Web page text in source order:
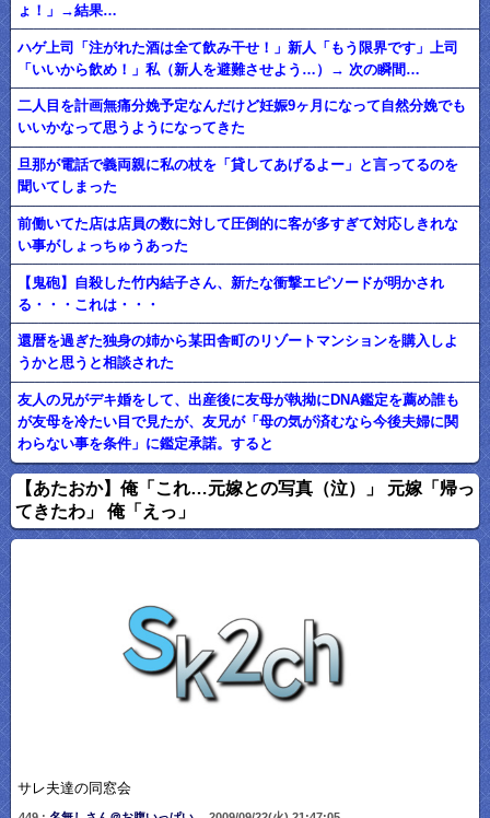
ょ！」→結果…
ハゲ上司「注がれた酒は全て飲み干せ！」新人「もう限界です」上司
「いいから飲め！」私（新人を避難させよう…）→ 次の瞬間…
二人目を計画無痛分娩予定なんだけど妊娠9ヶ月になって自然分娩でも
いいかなって思うようになってきた
旦那が電話で義両親に私の杖を「貸してあげるよー」と言ってるのを
聞いてしまった
前働いてた店は店員の数に対して圧倒的に客が多すぎて対応しきれな
い事がしょっちゅうあった
【鬼砲】自殺した竹内結子さん、新たな衝撃エピソードが明かされ
る・・・これは・・・
還暦を過ぎた独身の姉から某田舎町のリゾートマンションを購入しよ
うかと思うと相談された
友人の兄がデキ婚をして、出産後に友母が執拗にDNA鑑定を薦め誰も
が友母を冷たい目で見たが、友兄が「母の気が済むなら今後夫婦に関
わらない事を条件」に鑑定承諾。すると
【あたおか】俺「これ…元嫁との写真（泣）」 元嫁「帰っ
てきたわ」 俺「えっ」
サレ夫達の同窓会